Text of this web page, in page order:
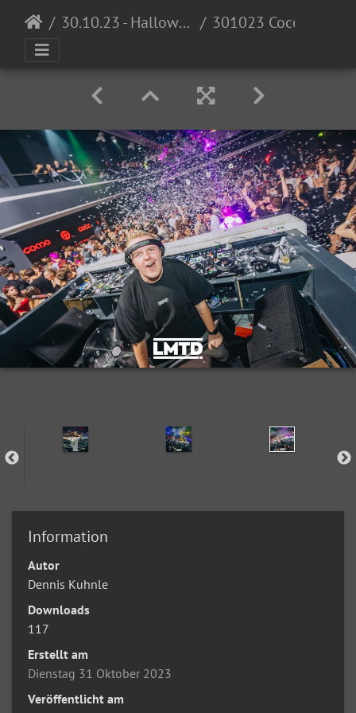
30.10.23 - Halloween Invasion @ Cocomo
Information
Autor
Dennis Kuhnle
Downloads
117
Erstellt am
Dienstag 31 Oktober 2023
Veröffentlicht am